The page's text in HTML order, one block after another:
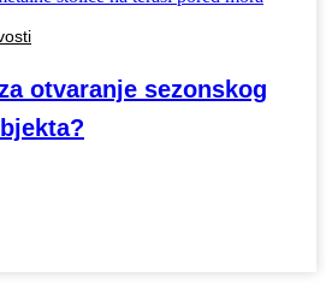
otvaranje sezonskog